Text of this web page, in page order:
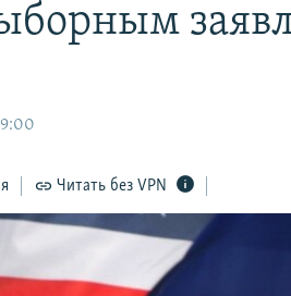
Читать без VPN